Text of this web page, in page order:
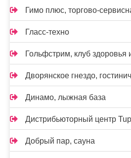
Гимо плюс, торгово-
Гласс-техно
Гольфстрим, клуб здоровья
Дворянское гнездо,
Динамо, лыжная база
Дистрибьюторный центр
Добрый пар, сауна